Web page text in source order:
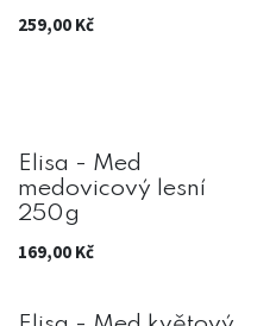
259,00 Kč
Elisa - Med
medovicový lesní
250g
169,00 Kč